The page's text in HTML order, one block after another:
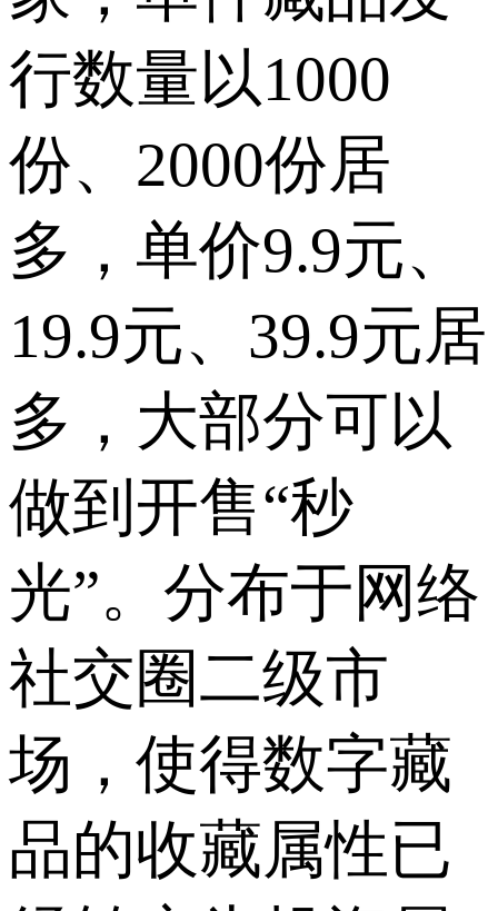
行数量以1000
份、2000份居
多，单价9.9元、
19.9元、39.9元居
多，大部分可以
做到开售“秒
光”。分布于网络
社交圈二级市
场，使得数字藏
品的收藏属性已